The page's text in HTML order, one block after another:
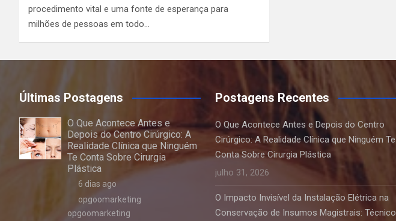
procedimento vital e uma fonte de esperança para
milhões de pessoas em todo…
Últimas Postagens
O Que Acontece Antes e
Depois do Centro Cirúrgico: A
Realidade Clínica que Ninguém
Te Conta Sobre Cirurgia
Plástica
6 dias ago
opgoomarketing
opgoomarketing
Postagens Recentes
O Que Acontece Antes e Depois do Centro
Cirúrgico: A Realidade Clínica que Ninguém Te
Conta Sobre Cirurgia Plástica
julho 31, 2026
O Impacto Invisível da Instalação Elétrica na
Conservação de Insumos Magistrais: Técnico